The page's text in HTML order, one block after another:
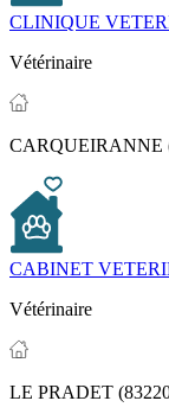
CLINIQUE
Vétérinaire
CARQUEIRANNE
CABINET
Vétérinaire
LE PRADET